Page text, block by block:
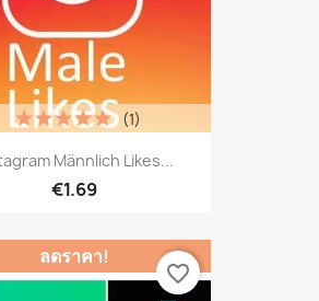
Männlich Likes...
€1.69
(1)
ลดราคา!
favorite_border